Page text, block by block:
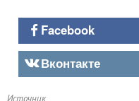
Facebook
Вконтакте